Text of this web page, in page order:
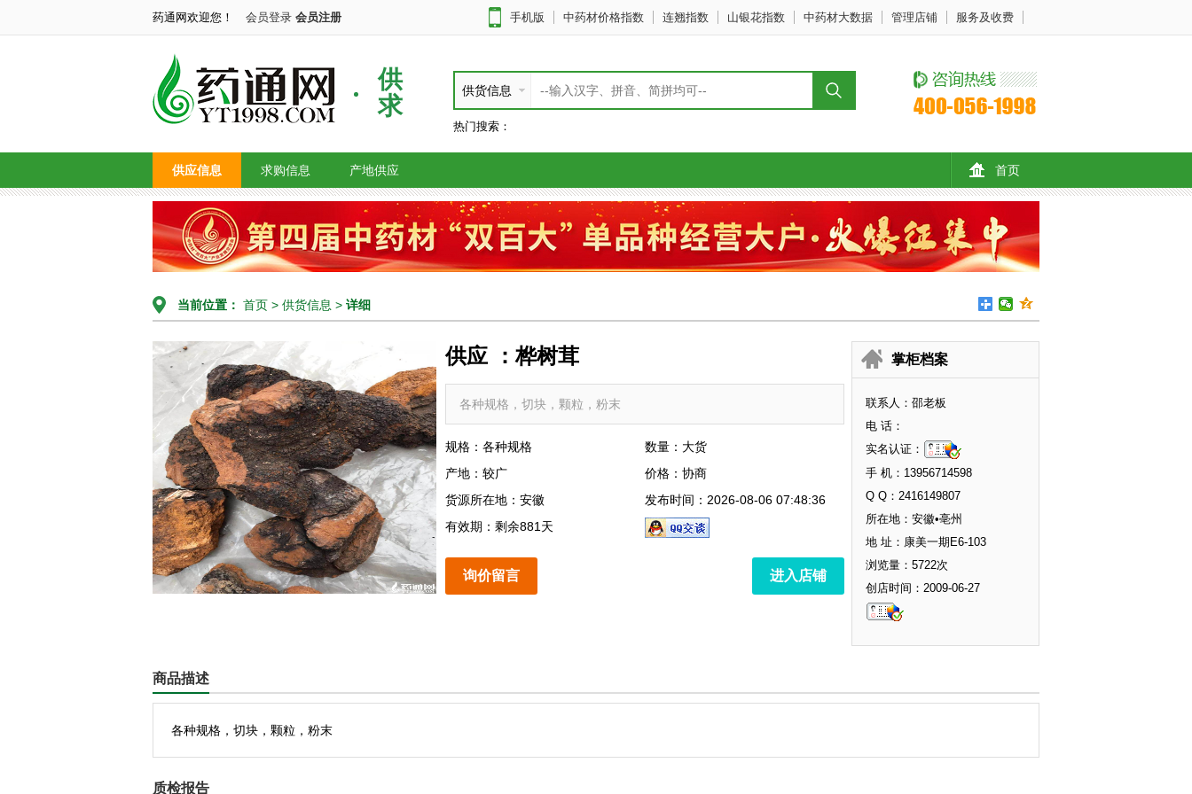
药通网欢迎您！ 会员登录 会员注册 手机版 中药材价格指数 连翘指数 山银花指数 中药材大数据 管理店铺 服务及收费
供
求
供货信息
热门搜索：
首页
供应信息 求购信息 产地供应
当前位置： 首页 > 供货信息 > 详细
供应 ：桦树茸
各种规格，切块，颗粒，粉末
规格：各种规格
数量：大货
产地：较广
价格：协商
货源所在地：安徽
发布时间：2026-08-06 07:48:36
有效期：剩余881天
询价留言 进入店铺
掌柜档案
联系人：邵老板
电 话：
实名认证：
手 机：13956714598
Q Q：2416149807
所在地：安徽•亳州
地 址：康美一期E6-103
浏览量：5722次
创店时间：2009-06-27
商品描述
各种规格，切块，颗粒，粉末
质检报告